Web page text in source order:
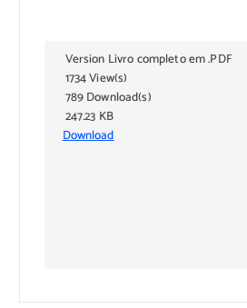
Version Livro completo em .PDF
1734 View(s)
789 Download(s)
247.23 KB
Download